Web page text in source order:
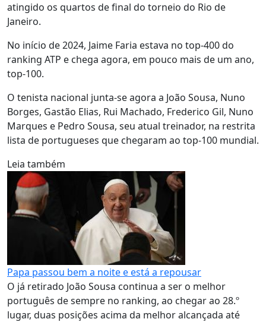
atingido os quartos de final do torneio do Rio de
Janeiro.
No início de 2024, Jaime Faria estava no top-400 do
ranking ATP e chega agora, em pouco mais de um ano,
top-100.
O tenista nacional junta-se agora a João Sousa, Nuno
Borges, Gastão Elias, Rui Machado, Frederico Gil, Nuno
Marques e Pedro Sousa, seu atual treinador, na restrita
lista de portugueses que chegaram ao top-100 mundial.
Leia também
Papa passou bem a noite e está a repousar
O já retirado João Sousa continua a ser o melhor
português de sempre no ranking, ao chegar ao 28.º
lugar, duas posições acima da melhor alcançada até